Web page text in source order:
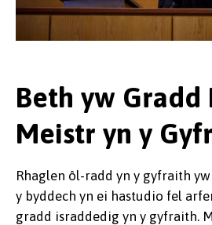
Beth yw Gradd
Meistr yn y
Rhaglen ôl-radd yn y gyfraith
y byddech yn ei hastudio fel
gradd israddedig yn y gyfraith.